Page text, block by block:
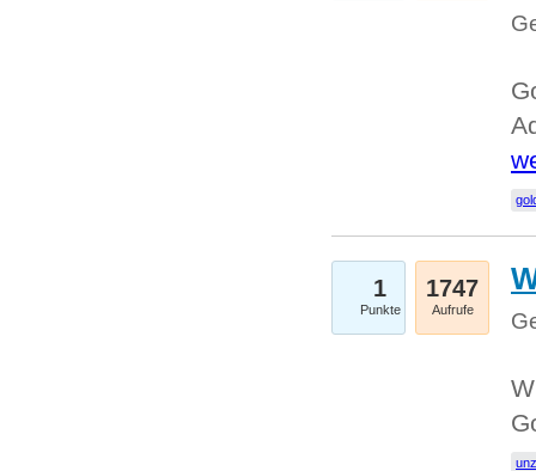
1
Punkte
1747
Aufrufe